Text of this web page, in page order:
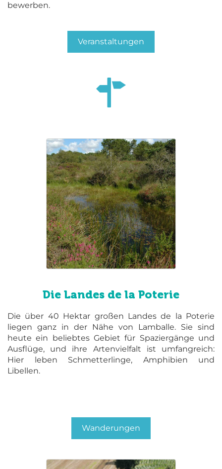
bewerben.
Veranstaltungen
Die Landes de la Poterie
Die über 40 Hektar großen Landes de la Poterie
liegen ganz in der Nähe von Lamballe. Sie sind
heute ein beliebtes Gebiet für Spaziergänge und
Ausflüge, und ihre Artenvielfalt ist umfangreich:
Hier leben Schmetterlinge, Amphibien und
Libellen.
Wanderungen